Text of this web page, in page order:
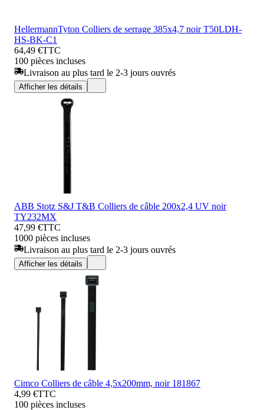
HellermannTyton Colliers de serrage 385x4,7 noir T50LDH-
HS-BK-C1
64,49 €TTC
100 pièces incluses
Livraison au plus tard le 2-3 jours ouvrés
Afficher les détails
ABB Stotz S&J T&B Colliers de câble 200x2,4 UV noir
TY232MX
47,99 €TTC
1000 pièces incluses
Livraison au plus tard le 2-3 jours ouvrés
Afficher les détails
Cimco Colliers de câble 4,5x200mm, noir 181867
4,99 €TTC
100 pièces incluses